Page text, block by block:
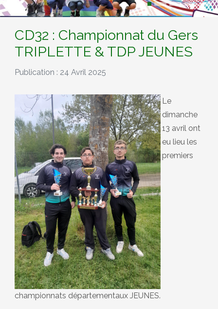
CD32 : Championnat du Gers
TRIPLETTE & TDP JEUNES
Publication : 24 Avril 2025
Le
dimanche
13 avril ont
eu lieu les
premiers
championnats départementaux JEUNES.